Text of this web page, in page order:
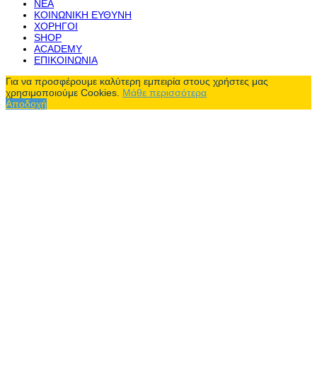
ΝΕΑ
ΚΟΙΝΩΝΙΚΗ ΕΥΘΥΝΗ
ΧΟΡΗΓΟΙ
SHOP
ACADEMY
ΕΠΙΚΟΙΝΩΝΙΑ
Για να προσφέρουμε καλύτερη εμπειρία στους χρήστες μας
χρησιμοποιούμε Cookies. Μάθε περισσότερα
Αποδοχή